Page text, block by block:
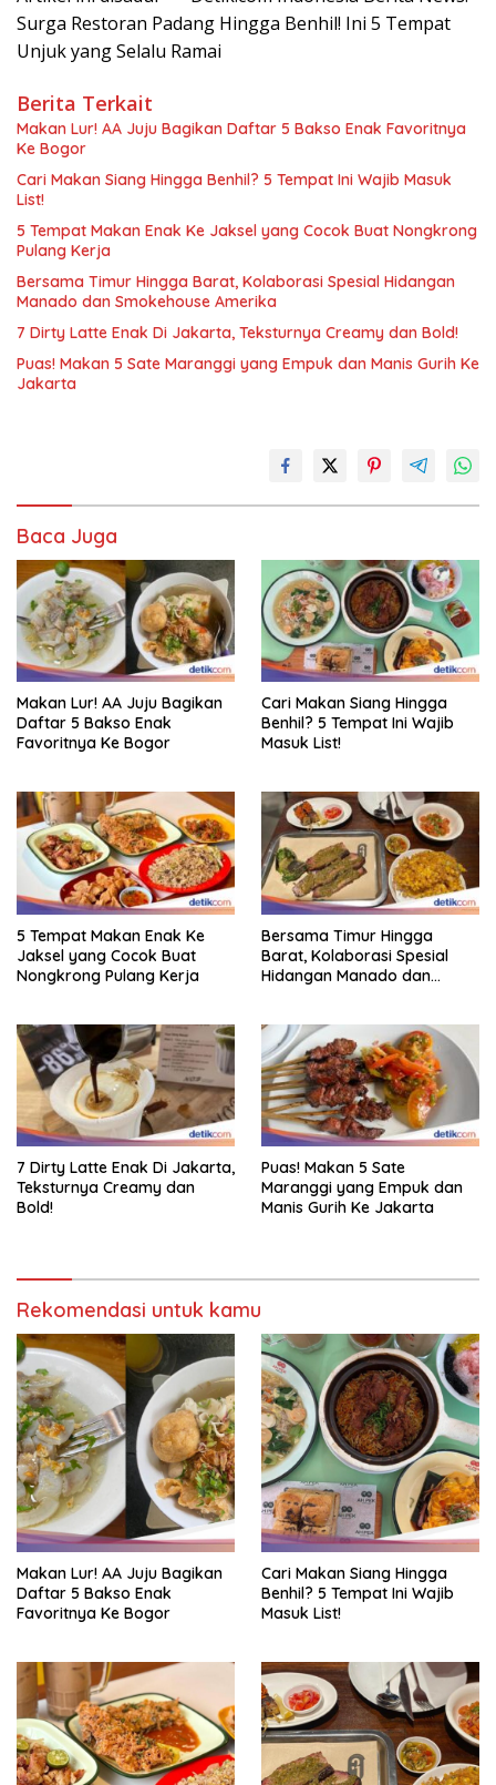
Surga Restoran Padang Hingga Benhil! Ini 5 Tempat
Unjuk yang Selalu Ramai
Berita Terkait
Makan Lur! AA Juju Bagikan Daftar 5 Bakso Enak Favoritnya
Ke Bogor
Cari Makan Siang Hingga Benhil? 5 Tempat Ini Wajib Masuk
List!
5 Tempat Makan Enak Ke Jaksel yang Cocok Buat Nongkrong
Pulang Kerja
Bersama Timur Hingga Barat, Kolaborasi Spesial Hidangan
Manado dan Smokehouse Amerika
7 Dirty Latte Enak Di Jakarta, Teksturnya Creamy dan Bold!
Puas! Makan 5 Sate Maranggi yang Empuk dan Manis Gurih Ke
Jakarta
Baca Juga
Makan Lur! AA Juju Bagikan
Daftar 5 Bakso Enak
Favoritnya Ke Bogor
Cari Makan Siang Hingga
Benhil? 5 Tempat Ini Wajib
Masuk List!
5 Tempat Makan Enak Ke
Jaksel yang Cocok Buat
Nongkrong Pulang Kerja
Bersama Timur Hingga
Barat, Kolaborasi Spesial
Hidangan Manado dan
7 Dirty Latte Enak Di Jakarta,
Teksturnya Creamy dan
Bold!
Puas! Makan 5 Sate
Maranggi yang Empuk dan
Manis Gurih Ke Jakarta
Rekomendasi untuk kamu
Makan Lur! AA Juju Bagikan
Daftar 5 Bakso Enak
Favoritnya Ke Bogor
Cari Makan Siang Hingga
Benhil? 5 Tempat Ini Wajib
Masuk List!